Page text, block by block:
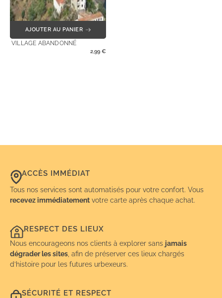
AJOUTER AU PANIER
VILLAGE ABANDONNÉ
2,99 €
ACCÈS IMMÉDIAT
Tous nos services sont automatisés pour votre confort. Vous
recevez immédiatement votre carte après chaque achat.
RESPECT DES LIEUX
Nous encourageons nos clients à explorer sans jamais
dégrader les sites , afin de préserver ces lieux chargés
d’histoire pour les futures urbexeurs.
SÉCURITÉ ET RESPECT